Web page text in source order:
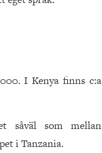
I Kenya finns c:a
såväl som mellan
i Tanzania.